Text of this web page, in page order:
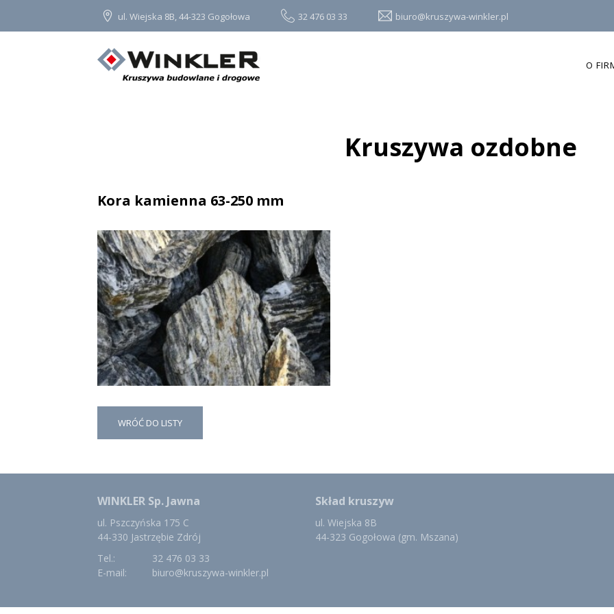
ul. Wiejska 8B, 44-323 Gogołowa 32 476 03 33 biuro@kruszywa-winkler.pl
O
Kruszywa ozdobne
Kora kamienna 63-250 mm
WRÓĆ DO LISTY
WINKLER Sp. Jawna
ul. Pszczyńska 175 C
44-330 Jastrzębie Zdrój
Tel.:
32 476 03 33
E-mail:
biuro@kruszywa-winkler.pl
Skład kruszyw
ul. Wiejska 8B
44-323 Gogołowa (gm. Mszana)